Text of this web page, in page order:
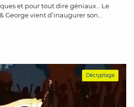
et pour tout dire géniaux… Le
George vient d’inaugurer son...
Décryptage